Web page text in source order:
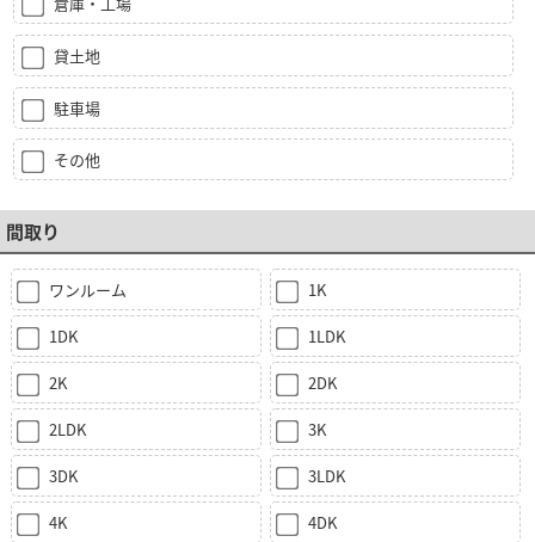
貸土地
駐車場
その他
間取り
ワンルーム 1K
1DK 1LDK
2K 2DK
2LDK 3K
3DK 3LDK
4K 4DK